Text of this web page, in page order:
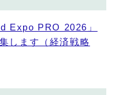
Expo PRO 2026」
します（経済戦略